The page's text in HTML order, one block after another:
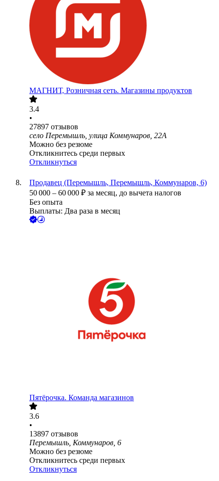
МАГНИТ, Розничная сеть. Магазины продуктов
3.4
•
27897 отзывов
село Перемышль, улица Коммунаров, 22А
Можно без резюме
Откликнитесь среди первых
Откликнуться
Продавец (Перемышль, Перемышль, Коммунаров, 6)
50 000 – 60 000 ₽ за месяц, до вычета налогов
Без опыта
Выплаты: Два раза в месяц
Пятёрочка. Команда магазинов
3.6
•
13897 отзывов
Перемышль, Коммунаров, 6
Можно без резюме
Откликнитесь среди первых
Откликнуться